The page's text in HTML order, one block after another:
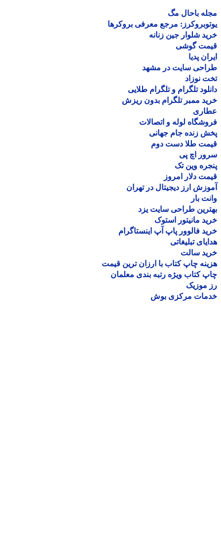
باحال مگ
مرجع معرفی بروکرها
شلوار جین زنانه
گوشی
پدیا
سایت در مشهد
نوزاد
تلگرام و تلگرام طلایی
ممبر تلگرام بدون ریزش
لوله و اتصالات
زنده جام جهانی
طلا دست دوم
اچ پی
وین تک
دلار امروز
ارز دیجیتال در تهران
بار
طراحی سایت یزد
مانیتور استوک
فالوور پاپ آپ اینستاگرام
تبلیغاتی
سالت
چاپ کتاب با ارزان ترین قیمت
کتاب ویژه رتبه بندی معلمان
موزیک
مرکزی بوش